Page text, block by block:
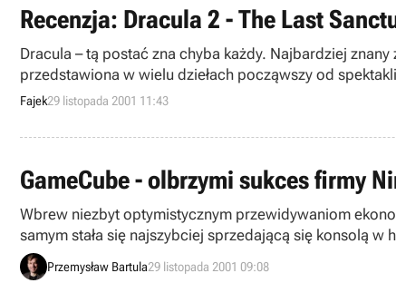
Recenzja: Dracula 2 - The Last
Dracula – tą postać zna chyba każdy. Najbardziej
przedstawiona w wielu dziełach począwszy od
Fajek29 listopada 2001 11:43
GameCube - olbrzymi sukces firmy
Wbrew niezbyt optymistycznym przewidywaniom
samym stała się najszybciej sprzedającą się konsolą w
Przemysław Bartula29 listopada 2001 09:08